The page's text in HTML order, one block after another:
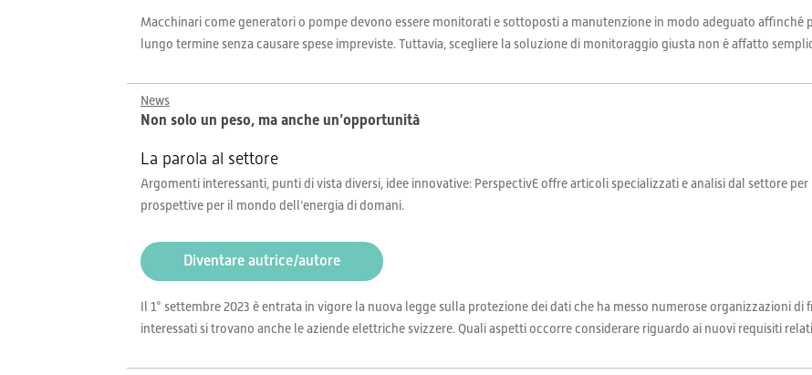
Macchinari come generatori o pompe devono essere monitorati e sottoposti a manutenzione in modo adeguato affinché
lungo termine senza causare spese impreviste. Tuttavia, scegliere la soluzione di monitoraggio giusta non è affatto
News
Non solo un peso, ma anche un’opportunità
La parola al settore
Argomenti interessanti, punti di vista diversi, idee innovative: PerspectivE offre articoli specializzati e analisi dal settore
prospettive per il mondo dell’energia di domani.
Diventare autrice/autore
Il 1° settembre 2023 è entrata in vigore la nuova legge sulla protezione dei dati che ha messo numerose organizzazioni
interessati si trovano anche le aziende elettriche svizzere. Quali aspetti occorre considerare riguardo ai nuovi requisiti